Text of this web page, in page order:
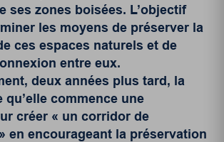
ses zones boisées. L’objectif
les moyens de préserver la
ces espaces naturels et de
entre eux.
deux années plus tard, la
qu’elle commence une
créer « un corridor de
en encourageant la préservation